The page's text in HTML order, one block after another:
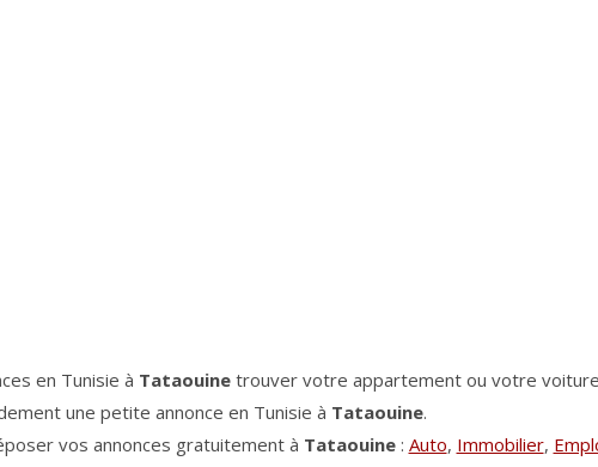
en Tunisie à Tataouinetrouver votre appartement ou votre
une petite annonce en Tunisie à Tataouine.
vos annonces gratuitement à Tataouine: Auto, Immobilier,